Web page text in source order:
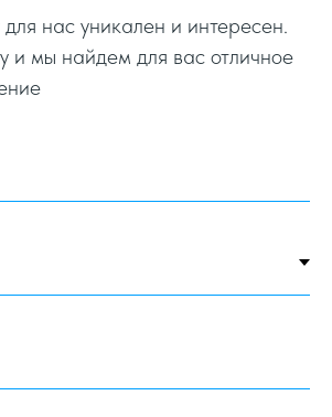
нас уникален и интересен.
и мы найдем для вас отличное